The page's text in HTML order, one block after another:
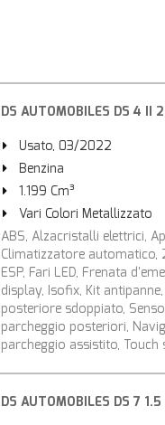
DS AUTOMOBILES DS 4
Usato, 03/2022
Benzina
1.199 Cm³
Vari Colori Metallizzato
ABS, Alzacristalli elettrici,
Climatizzatore automatico,
ESP, Fari LED, Frenata
display, Isofix, Kit
posteriore sdoppiato,
parcheggio posteriori,
parcheggio assistito, Touch
DS AUTOMOBILES DS 7